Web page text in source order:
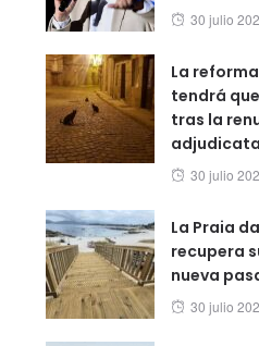
Posted
30 julio
La
tendrá
tras la
Posted
30 julio
La Praia
recupera
nueva
Posted
30 julio